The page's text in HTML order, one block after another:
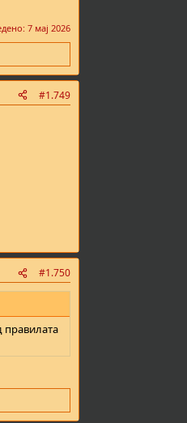
7 мај 2026
#1.749
#1.750
правилата